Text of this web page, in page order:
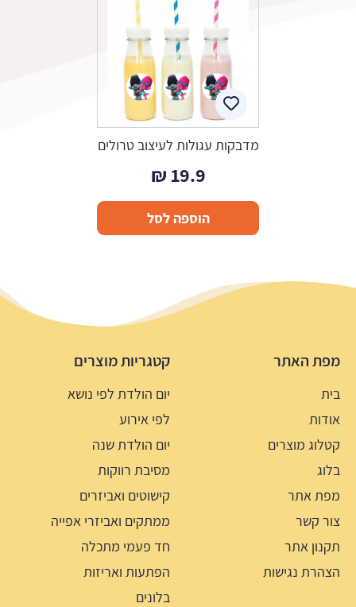
מדבקות עגולות לעיצוב טרולים
19.9
₪
הוספה לסל
מפת האתר
בית
אודות
קטלוג מוצרים
בלוג
מפת אתר
צור קשר
תקנון אתר
הצהרת נגישות
קטגריות מוצרים
יום הולדת לפי נושא
לפי אירוע
יום הולדת שנה
מסיבת רווקות
קישוטים ואביזרים
ממתקים ואביזרי אפייה
חד פעמי מתכלה
הפתעות ואריזות
בלונים